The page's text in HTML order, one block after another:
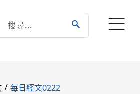
/ 每日經文0222